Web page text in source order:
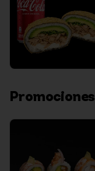
Promociones